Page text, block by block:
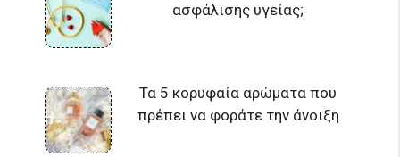
ασφάλισης υγείας;
Τα 5 κορυφαία αρώματα που
πρέπει να φοράτε την άνοιξη